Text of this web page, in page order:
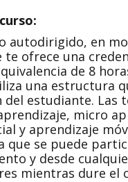
autodirigido, en
te ofrece una
de 8
una estructura
estudiante. Las
micro
y aprendizaje
que se puede
y desde
mientras dure el